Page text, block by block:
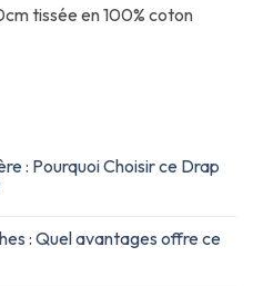
tissée en 100% coton
: Pourquoi Choisir ce Drap
: Quel avantages offre ce